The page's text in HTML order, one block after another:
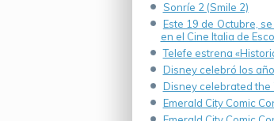
Sonríe 2 (Smile 2)
Este 19 de Octubre,
en el Cine Italia de
Telefe estrena
Disney celebró los
Disney celebrated the
Emerald City Comic